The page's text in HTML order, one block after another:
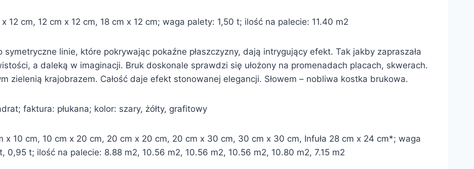
12 cm, 12 cm x 12 cm, 18 cm x 12 cm; waga palety: 1,50 t; ilość na palecie: 11.40 m2
linie, które pokrywając pokaźne płaszczyzny, dają intrygujący efekt. Tak jakby zapraszała
a daleką w imaginacji. Bruk doskonale sprawdzi się ułożony na promenadach placach, skwerach.
zielenią krajobrazem. Całość daje efekt stonowanej elegancji. Słowem – nobliwa kostka brukowa.
faktura: płukana; kolor: szary, żółty, grafitowy
x 10 cm, 10 cm x 20 cm, 20 cm x 20 cm, 20 cm x 30 cm, 30 cm x 30 cm, Infuła 28 cm x 24 cm*; waga
t; ilość na palecie: 8.88 m2, 10.56 m2, 10.56 m2, 10.56 m2, 10.80 m2, 7.15 m2